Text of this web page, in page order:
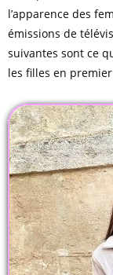
l’apparence des
émissions de
suivantes sont ce
les filles en